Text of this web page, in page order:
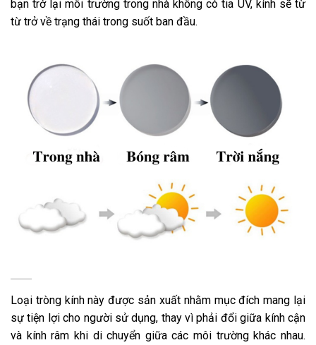
bạn trở lại môi trường trong nhà không có tia UV, kính sẽ từ
từ trở về trạng thái trong suốt ban đầu.
Loại tròng kính này được sản xuất nhằm mục đích mang lại
sự tiện lợi cho người sử dụng, thay vì phải đổi giữa kính cận
và kính râm khi di chuyển giữa các môi trường khác nhau.